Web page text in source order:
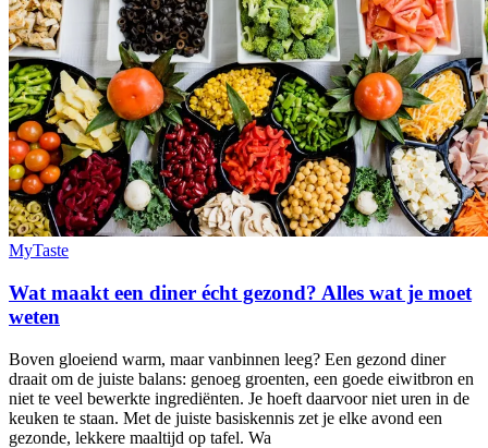
MyTaste
Wat maakt een diner écht gezond? Alles wat je moet
weten
Boven gloeiend warm, maar vanbinnen leeg? Een gezond diner
draait om de juiste balans: genoeg groenten, een goede eiwitbron en
niet te veel bewerkte ingrediënten. Je hoeft daarvoor niet uren in de
keuken te staan. Met de juiste basiskennis zet je elke avond een
gezonde, lekkere maaltijd op tafel. Wa